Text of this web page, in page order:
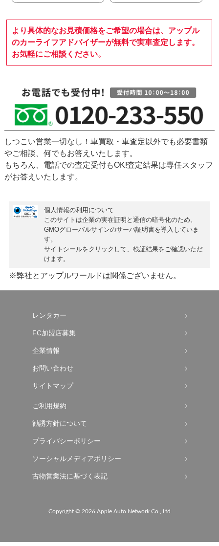
より具体的なお見積価格をご希望の場合は、アップル
のカーライフアドバイザーが無料で実車査定します。
お気軽にご相談ください。
しつこい営業一切なし！車買取・車査定以外でも必要書類
やご相談、何でもお答えいたします。
もちろん、 電話での査定受付もOK!査定結果は専任スタッフ
がお答えいたします。
個人情報の利用について
このサイトは企業の実在証明と通信の暗号化のため、
GMOグローバルサインのサーバ証明書を導入していま
す。
サイトシールをクリックして、検証結果をご確認いただ
けます。
※弊社とアップルワールドは関係ございません。
レンタカー
FC加盟店募集
企業情報
お問い合わせ
サイトマップ
ご利用規約
勧誘方針について
プライバシーポリシー
ソーシャルメディアポリシー
古物営業法に基づく表記
Copyright © 2026 Apple Auto Network Co., Ltd